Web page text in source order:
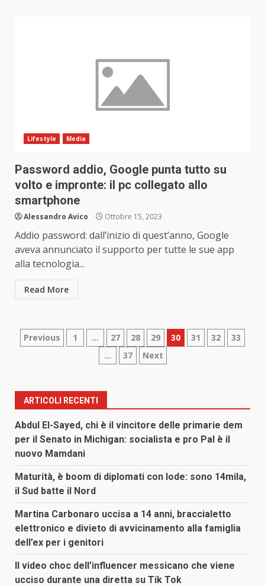
Lifestyle Media
Password addio, Google punta tutto su
volto e impronte: il pc collegato allo
smartphone
Alessandro Avico Ottobre 15, 2023
Addio password: dall’inizio di quest’anno, Google
aveva annunciato il supporto per tutte le sue app
alla tecnologia...
Read More
Paginazione
articoli
Previous 1 … 27 28 29 30 31 32
33
…
37 Next
ARTICOLI RECENTI
Abdul El-Sayed, chi è il vincitore delle primarie dem
per il Senato in Michigan: socialista e pro Pal è il
nuovo Mamdani
Maturità, è boom di diplomati con lode: sono 14mila,
il Sud batte il Nord
Martina Carbonaro uccisa a 14 anni, braccialetto
elettronico e divieto di avvicinamento alla famiglia
dell’ex per i genitori
Il video choc dell’influencer messicano che viene
ucciso durante una diretta su Tik Tok